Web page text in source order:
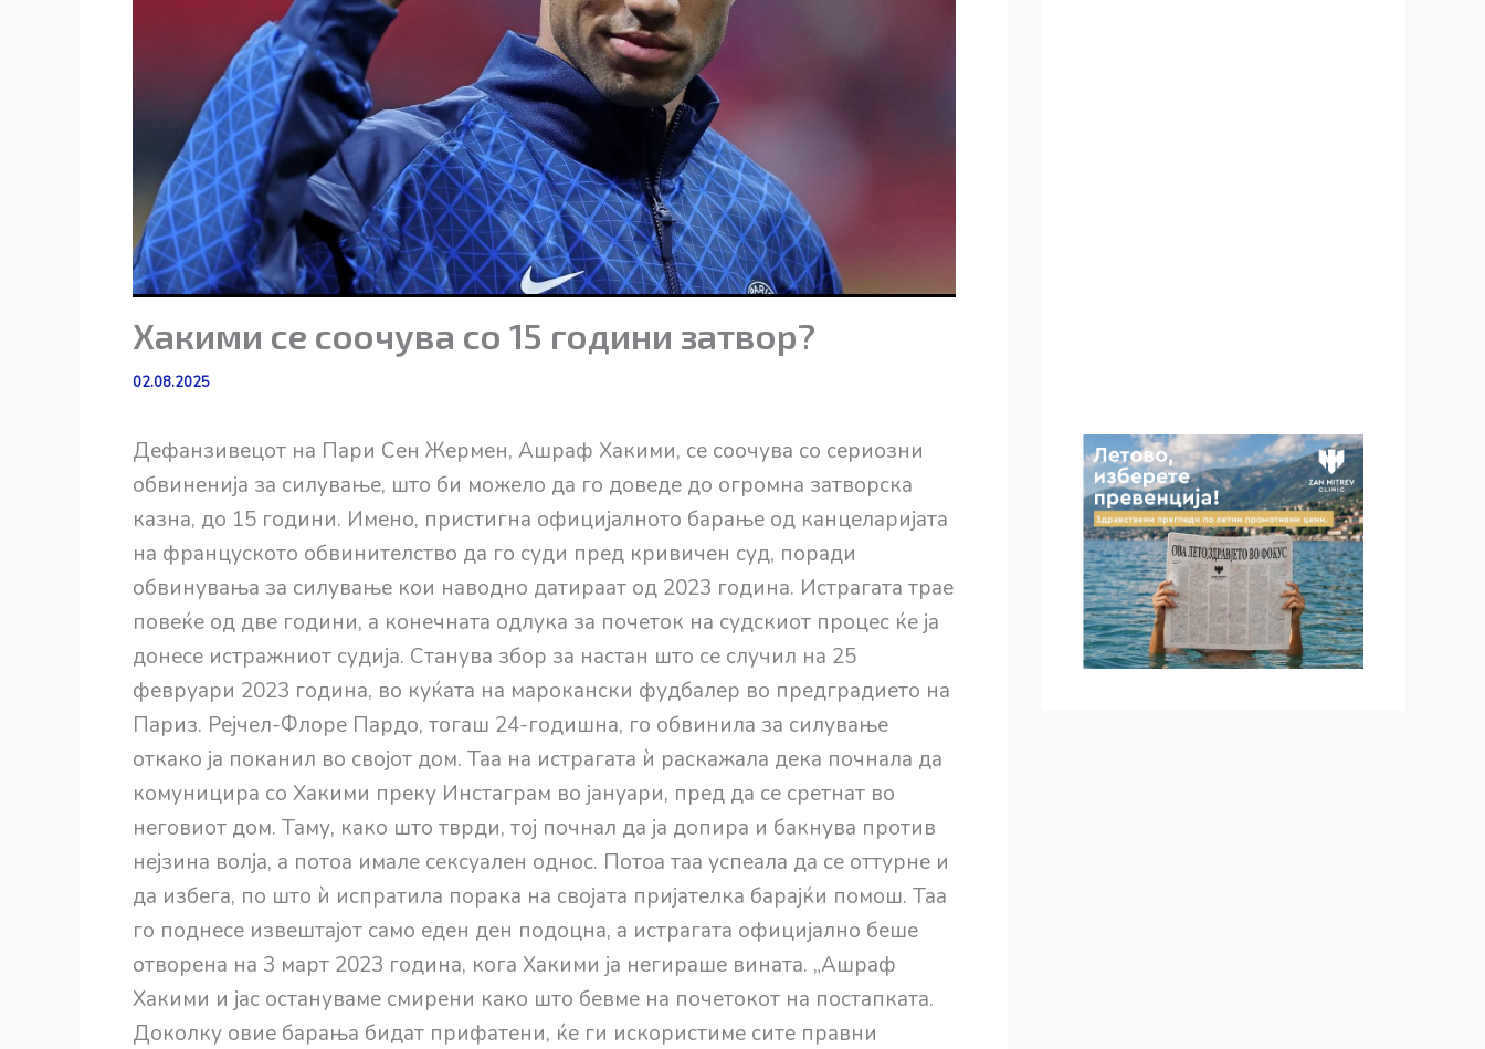
Хакими се соочува со 15 години затвор?
02.08.2025
Дефанзивецот на Пари Сен Жермен, Ашраф Хакими, се соочува со сериозни
обвиненија за силување, што би можело да го доведе до огромна затворска
казна, до 15 години. Имено, пристигна официјалното барање од канцеларијата
на француското обвинителство да го суди пред кривичен суд, поради
обвинувања за силување кои наводно датираат од 2023 година. Истрагата трае
повеќе од две години, а конечната одлука за почеток на судскиот процес ќе ја
донесе истражниот судија. Станува збор за настан што се случил на 25
февруари 2023 година, во куќата на марокански фудбалер во предградието на
Париз. Рејчел-Флоре Пардо, тогаш 24-годишна, го обвинила за силување
откако ја поканил во својот дом. Таа на истрагата ѝ раскажала дека почнала да
комуницира со Хакими преку Инстаграм во јануари, пред да се сретнат во
неговиот дом. Таму, како што тврди, тој почнал да ја допира и бакнува против
нејзина волја, а потоа имале сексуален однос. Потоа таа успеала да се оттурне и
да избега, по што ѝ испратила порака на својата пријателка барајќи помош. Таа
го поднесе извештајот само еден ден подоцна, а истрагата официјално беше
отворена на 3 март 2023 година, кога Хакими ја негираше вината. „Ашраф
Хакими и јас остануваме смирени како што бевме на почетокот на постапката.
Доколку овие барања бидат прифатени, ќе ги искористиме сите правни